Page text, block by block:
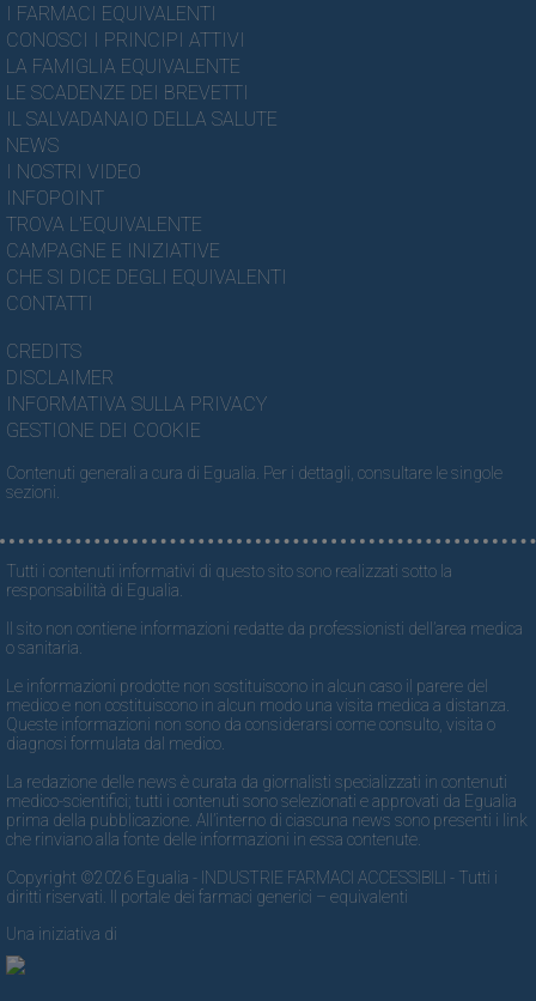
I FARMACI EQUIVALENTI
CONOSCI I PRINCIPI ATTIVI
LA FAMIGLIA EQUIVALENTE
LE SCADENZE DEI BREVETTI
IL SALVADANAIO DELLA SALUTE
NEWS
I NOSTRI VIDEO
INFOPOINT
TROVA L'EQUIVALENTE
CAMPAGNE E INIZIATIVE
CHE SI DICE DEGLI EQUIVALENTI
CONTATTI
CREDITS
DISCLAIMER
INFORMATIVA SULLA PRIVACY
GESTIONE DEI COOKIE
Contenuti generali a cura di Egualia. Per i dettagli, consultare le singole
sezioni.
Tutti i contenuti informativi di questo sito sono realizzati sotto la
responsabilità di Egualia.
Il sito non contiene informazioni redatte da professionisti dell’area medica
o sanitaria.
Le informazioni prodotte non sostituiscono in alcun caso il parere del
medico e non costituiscono in alcun modo una visita medica a distanza.
Queste informazioni non sono da considerarsi come consulto, visita o
diagnosi formulata dal medico.
La redazione delle news è curata da giornalisti specializzati in contenuti
medico-scientifici; tutti i contenuti sono selezionati e approvati da Egualia
prima della pubblicazione. All’interno di ciascuna news sono presenti i link
che rinviano alla fonte delle informazioni in essa contenute.
Copyright ©2026 Egualia - INDUSTRIE FARMACI ACCESSIBILI - Tutti i
diritti riservati. Il portale dei farmaci generici – equivalenti
Una iniziativa di